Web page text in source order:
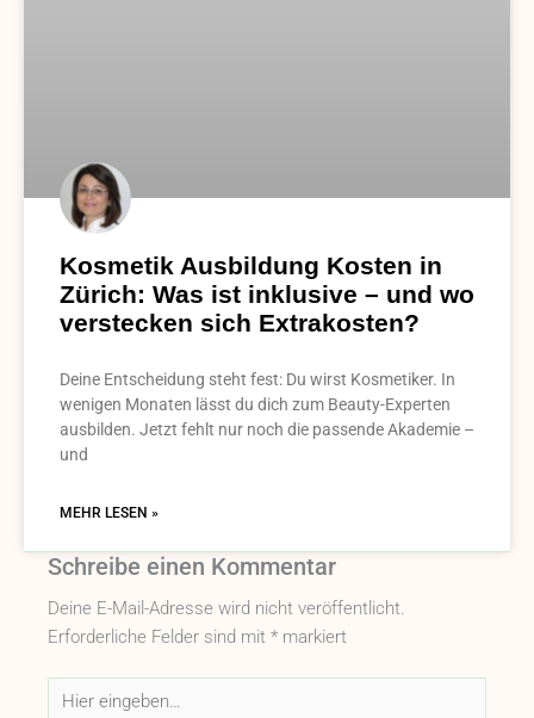
Kosmetik Ausbildung Kosten in
Zürich: Was ist inklusive – und wo
verstecken sich Extrakosten?
Deine Entscheidung steht fest: Du wirst Kosmetiker. In
wenigen Monaten lässt du dich zum Beauty-Experten
ausbilden. Jetzt fehlt nur noch die passende Akademie –
und
MEHR LESEN »
Schreibe einen Kommentar
Deine E-Mail-Adresse wird nicht veröffentlicht.
Erforderliche Felder sind mit * markiert
Hier